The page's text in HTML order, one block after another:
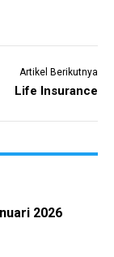
Artikel Berikutnya
Life Insurance
2026